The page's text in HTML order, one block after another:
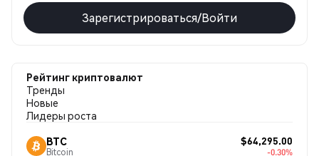
Зарегистрироваться/Войти
Рейтинг криптовалют
Тренды
Новые
Лидеры роста
BTC
Bitcoin
$64,295.00
-0.30%